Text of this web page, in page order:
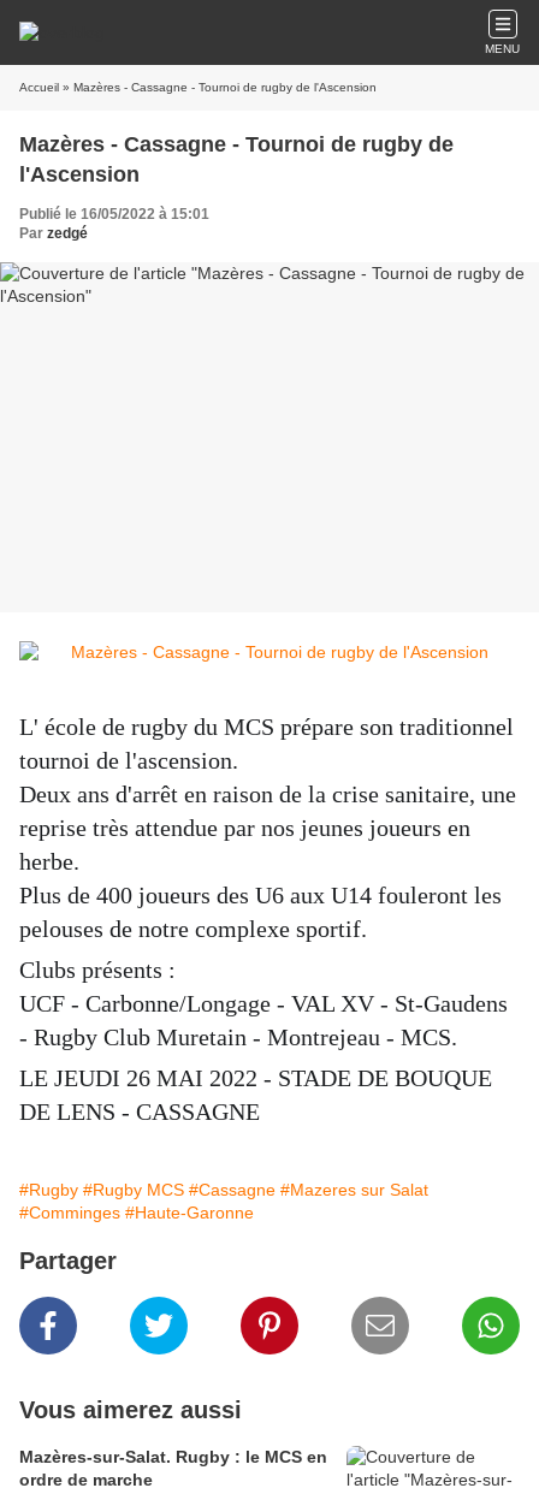
MENU
Accueil » Mazères - Cassagne - Tournoi de rugby de l'Ascension
Mazères - Cassagne - Tournoi de rugby de
l'Ascension
Publié le 16/05/2022 à 15:01
Par zedgé
L' école de rugby du MCS prépare son traditionnel
tournoi de l'ascension.
Deux ans d'arrêt en raison de la crise sanitaire, une
reprise très attendue par nos jeunes joueurs en
herbe.
Plus de 400 joueurs des U6 aux U14 fouleront les
pelouses de notre complexe sportif.
Clubs présents :
UCF - Carbonne/Longage - VAL XV - St-Gaudens
- Rugby Club Muretain - Montrejeau - MCS.
LE JEUDI 26 MAI 2022 - STADE DE BOUQUE
DE LENS - CASSAGNE
#Rugby #Rugby MCS #Cassagne #Mazeres sur Salat
#Comminges #Haute-Garonne
Partager
Vous aimerez aussi
Mazères-sur-Salat. Rugby : le MCS en
ordre de marche